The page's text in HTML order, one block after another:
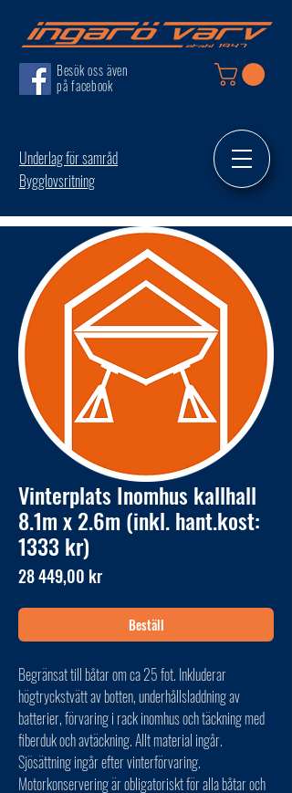
Besök oss även
på facebook
Underlag för samråd
Bygglovsritning
Vinterplats Inomhus kallhall
8.1m x 2.6m (inkl. hant.kost:
1333 kr)
28 449,00 krPris
Beställ
Begränsat till båtar om ca 25 fot. Inkluderar
högtryckstvätt av botten, underhållsladdning av
batterier, förvaring i rack inomhus och täckning med
fiberduk och avtäckning. Allt material ingår.
Sjösättning ingår efter vinterförvaring.
Motorkonservering är obligatoriskt för alla båtar och